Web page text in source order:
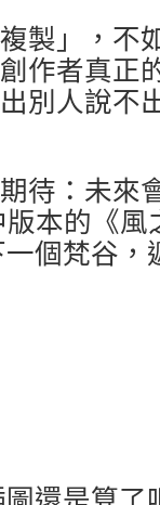
製」，不
作者真正
別人說不
待：未來
本的《
個梵谷，